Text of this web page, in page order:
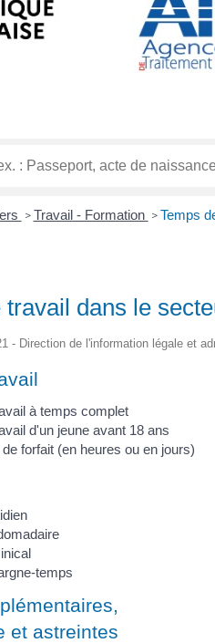
> Travail - Formation > Temps
travail dans le
- Direction de l'information légale et
à temps complet
d'un jeune avant 18 ans
forfait (en heures ou en jours)
temps
et astreintes